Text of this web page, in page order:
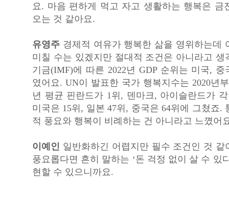
요. 마음 편하게 먹고 자고 생활하는 행복은 금
오는 것 같아요.
유영주 경제적 여유가 행복한 삶을 영위하는데
미칠 수는 있겠지만 절대적 조건은 아니라고 생
기금(IMF)에 따른 2022년 GDP 순위는 미국, 중
였어요. UN이 발표한 국가 행복지수는 2020년
년 평균 핀란드가 1위, 덴마크, 아이슬란드가
미국은 15위, 일본 47위, 중국은 64위에 그쳤죠.
적 풍요와 행복이 비례하는 건 아니라고 느꼈어
이예인 일반화하긴 어렵지만 필수 조건인 것 같
풍요롭다면 흔히 말하는 ‘돈 걱정 없이 살 수 있
현할 수 있으니까요.